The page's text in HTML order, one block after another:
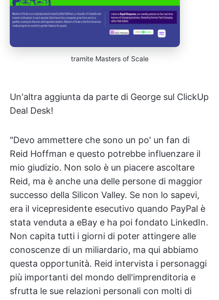
tramite Masters of Scale
Un'altra aggiunta da parte di George sul ClickUp
Deal Desk!
"Devo ammettere che sono un po' un fan di
Reid Hoffman e questo potrebbe influenzare il
mio giudizio. Non solo è un piacere ascoltare
Reid, ma è anche una delle persone di maggior
successo della Silicon Valley. Se non lo sapevi,
era il vicepresidente esecutivo quando PayPal è
stata venduta a eBay e ha poi fondato LinkedIn.
Non capita tutti i giorni di poter attingere alle
conoscenze di un miliardario, ma qui abbiamo
questa opportunità. Reid intervista i personaggi
più importanti del mondo dell'imprenditoria e
sfrutta le sue relazioni personali con molti di